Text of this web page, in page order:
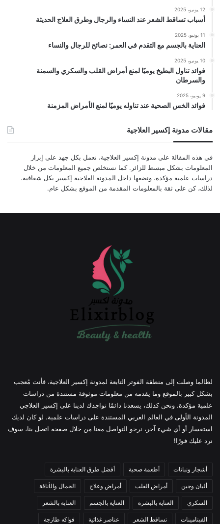
12 يونيو، 2025
أسباب تساقط الشعر عند النساء والرجال وطرق العلاج الحديثة
11 يونيو، 2025
العناية بالجسم مع التقدم في العمر: نصائح للرجال والنساء
10 يونيو، 2025
فوائد تناول البطيخ يوميًا لمنع أمراض القلب والسكري والسمنة
والسرطان
9 يونيو، 2025
فوائد الخس الصحية عند تناوله يوميًا لمنع الأمراض المزمنة
مقالات مدونة إكسير العلاجية
في هذه المقالة على مدونة إكسير العلاجية، نعمل بكل جهد على إبراز
المعلومات بشكل مبسط للزائر. كما نستخلص جميع المعلومات من خلال
دراسات علمية مؤكدة، ونضعها داخل المدونة العلاجية إكسير بكل شفافية.
لذلك، كن على ثقة بالمعلومات المقدمة من الموقع بشكل عام.
لطالما وصلت إلى منطقة الفوتر التابعة لمدونة إكسير العلاجية، فأنت مُعجب
بشكل كبير بالموقع وما يقدمه من معلومات موثوقة مستندة من دراسات
علمية مؤكدة. ونحن كذلك، يسعدنا دائمًا تواجدك لدينا على إكسير العلاجي
المدونة الأولى في العالم العربي المستندة على دراسات علمية. لو كان لديك
استفسار أو أي شيء آخر، نرجو التواصل معنا من خلال صفحة اتصل بنا، سوف
نرد عليك فورًا!
أشجار ونباتات أطعمة صحية أفضل طرق العناية بالبشرة
ألبان وجبن أمراض القلب أمراض وعلاج الجمال والأناقة
السكري العناية بالبشرة العناية بالجسم العناية بالشعر
الفيتامينات تساقط الشعر عناصر غذائية فواكه طازجة